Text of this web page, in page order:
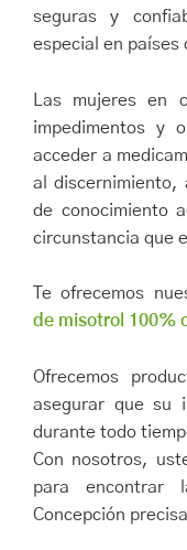
seguras y
especial en países
Las mujeres en
impedimentos y
acceder a
al discernimiento,
de conocimiento
circunstancia que
Te ofrecemos
de misotrol 100%
Ofrecemos
asegurar que su
durante todo
Con nosotros,
para encontrar
Concepción